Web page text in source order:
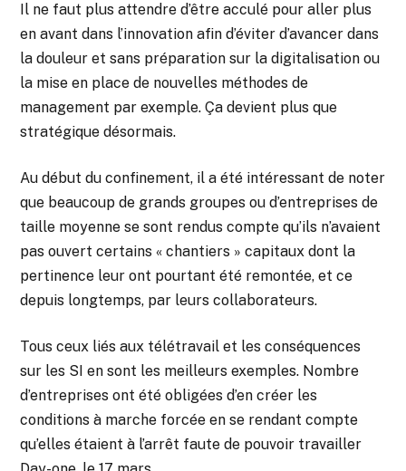
Il ne faut plus attendre d’être acculé pour aller plus
en avant dans l’innovation afin d’éviter d’avancer dans
la douleur et sans préparation sur la digitalisation ou
la mise en place de nouvelles méthodes de
management par exemple. Ça devient plus que
stratégique désormais.
Au début du confinement, il a été intéressant de noter
que beaucoup de grands groupes ou d’entreprises de
taille moyenne se sont rendus compte qu’ils n’avaient
pas ouvert certains « chantiers » capitaux dont la
pertinence leur ont pourtant été remontée, et ce
depuis longtemps, par leurs collaborateurs.
Tous ceux liés aux télétravail et les conséquences
sur les SI en sont les meilleurs exemples. Nombre
d’entreprises ont été obligées d’en créer les
conditions à marche forcée en se rendant compte
qu’elles étaient à l’arrêt faute de pouvoir travailler